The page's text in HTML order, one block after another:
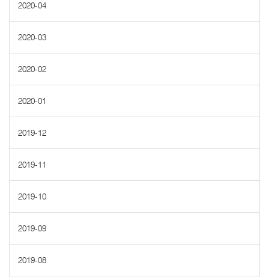
2020-04
2020-03
2020-02
2020-01
2019-12
2019-11
2019-10
2019-09
2019-08